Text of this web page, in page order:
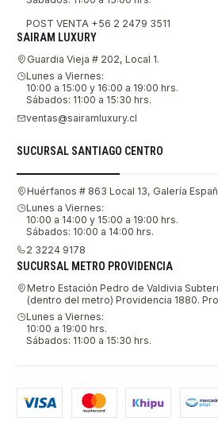
POST VENTA +56 2 2479 3511
SAIRAM LUXURY
Guardia Vieja # 202, Local 1.
Lunes a Viernes:
10:00 a 15:00 y 16:00 a 19:00 hrs.
Sábados: 11:00 a 15:30 hrs.
ventas@sairamluxury.cl
SUCURSAL SANTIAGO CENTRO
Huérfanos # 863 Local 13, Galería
Lunes a Viernes:
10:00 a 14:00 y 15:00 a 19:00 hrs.
Sábados: 10:00 a 14:00 hrs.
2 3224 9178
SUCURSAL METRO PROVIDENCIA
Metro Estación Pedro de Valdivia
(dentro del metro) Providencia 1880.
Lunes a Viernes:
10:00 a 19:00 hrs.
Sábados: 11:00 a 15:30 hrs.